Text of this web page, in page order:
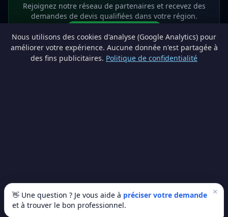
Nous utilisons des cookies d'analyse (Google Analytics) pour
améliorer votre expérience. Aucune donnée n'est partagée à
des fins publicitaires. Politique de confidentialité
Rejoignez notre réseau de partenaires et recevez des
demandes de devis qualifiées dans votre région.
info@lesprosdemaville.be
conseil personnalisé.
×
👋 Une question ? Je vous aide à préciser votre demande
et à trouver le bon professionnel.